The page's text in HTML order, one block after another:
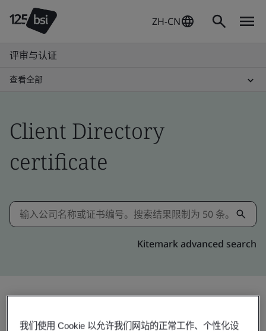
ZH-CN
评审与认证
查看全部
Client Directory
certificate
Kitemark advanced search
分享:
我们使用 Cookie 以允许我们网站的正常工作、个性化设